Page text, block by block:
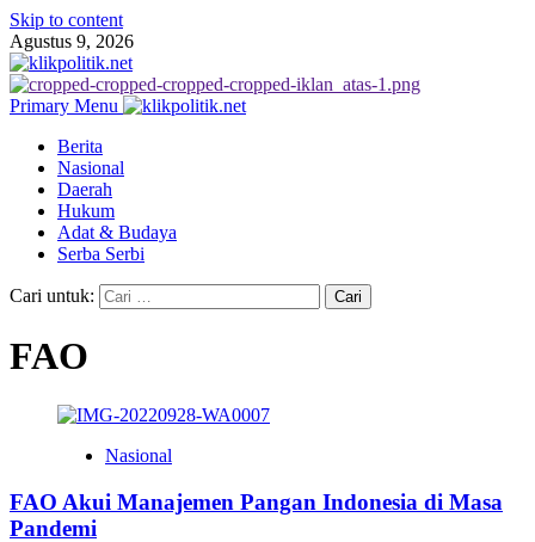
Skip to content
Agustus 9, 2026
Primary Menu
Berita
Nasional
Daerah
Hukum
Adat & Budaya
Serba Serbi
Cari untuk:
FAO
Nasional
FAO Akui Manajemen Pangan Indonesia di Masa
Pandemi